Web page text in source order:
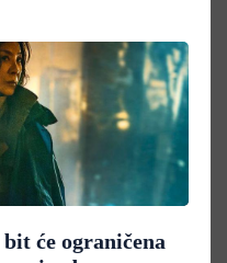
će ograničena